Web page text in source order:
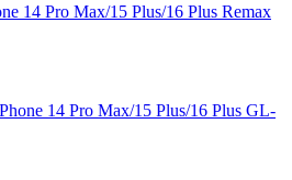
14 Pro Max/15 Plus/16 Plus Remax
14 Pro Max/15 Plus/16 Plus GL-